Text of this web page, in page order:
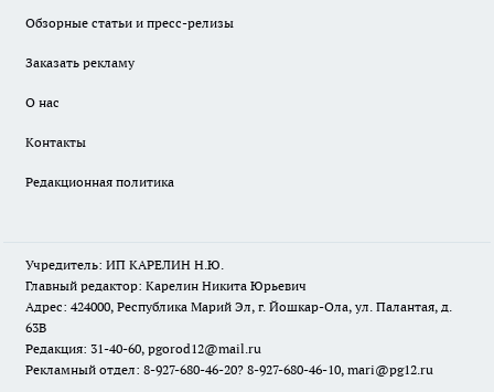
Обзорные статьи и пресс-релизы
Заказать рекламу
О нас
Контакты
Редакционная политика
Учредитель: ИП КАРЕЛИН Н.Ю.
Главный редактор: Карелин Никита Юрьевич
Адрес: 424000, Республика Марий Эл, г. Йошкар-Ола, ул. Палантая, д.
63В
Редакция: 31-40-60, pgorod12@mail.ru
Рекламный отдел: 8-927-680-46-20? 8-927-680-46-10, mari@pg12.ru